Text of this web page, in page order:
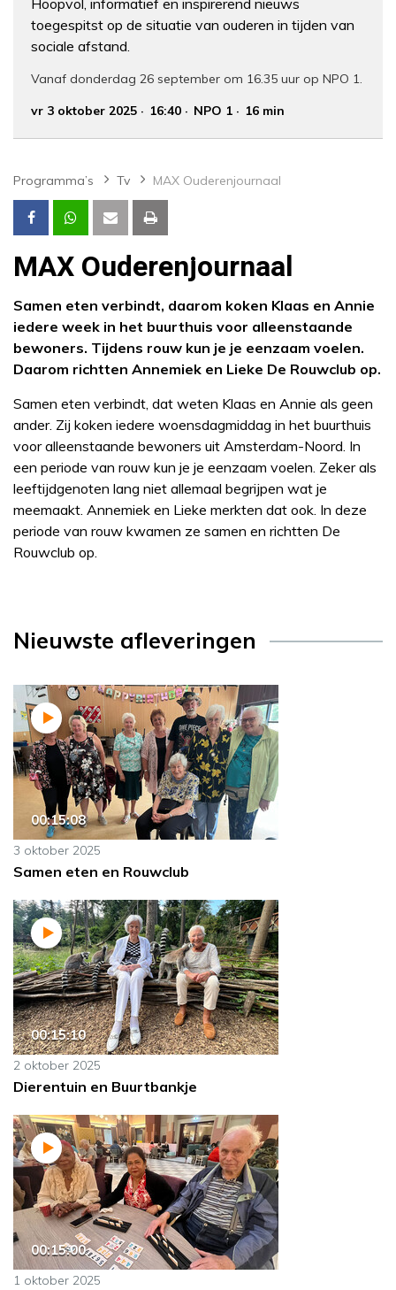
Hoopvol, informatief en inspirerend nieuws
toegespitst op de situatie van ouderen in tijden van
sociale afstand.
Vanaf donderdag 26 september om 16.35 uur op NPO 1.
vr 3 oktober 2025
16:40 NPO 1 16 min
Programma’s Tv MAX Ouderenjournaal
MAX Ouderenjournaal
Samen eten verbindt, daarom koken Klaas en Annie
iedere week in het buurthuis voor alleenstaande
bewoners. Tijdens rouw kun je je eenzaam voelen.
Daarom richtten Annemiek en Lieke De Rouwclub op.
Samen eten verbindt, dat weten Klaas en Annie als geen
ander. Zij koken iedere woensdagmiddag in het buurthuis
voor alleenstaande bewoners uit Amsterdam-Noord. In
een periode van rouw kun je je eenzaam voelen. Zeker als
leeftijdgenoten lang niet allemaal begrijpen wat je
meemaakt. Annemiek en Lieke merkten dat ook. In deze
periode van rouw kwamen ze samen en richtten De
Rouwclub op.
Nieuwste afleveringen
00:15:08
3 oktober 2025
Samen eten en Rouwclub
00:15:10
2 oktober 2025
Dierentuin en Buurtbankje
00:15:00
1 oktober 2025